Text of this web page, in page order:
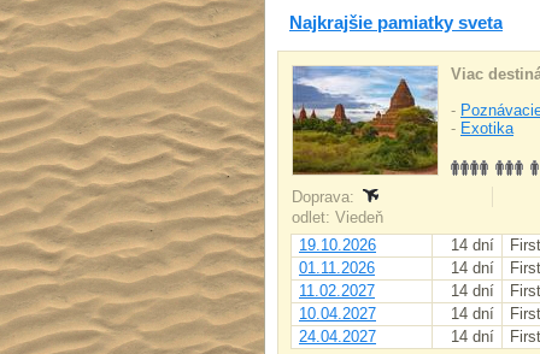
Najkrajšie pamiatky sveta
Viac
-
- Exotika
Doprava:
odlet: Viedeň
19.10.2026
14 dní
01.11.2026
14 dní
11.02.2027
14 dní
10.04.2027
14 dní
24.04.2027
14 dní